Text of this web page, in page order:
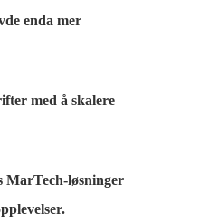
enda mer
med å skalere
MarTech-løsninger